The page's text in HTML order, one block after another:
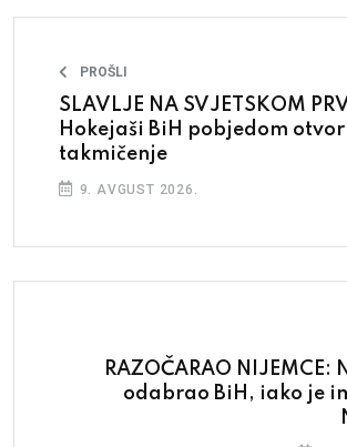
PROŠLI
SLAVLJE NA SVJETSKOM
Hokejaši BiH pobjedom
takmičenje
9. AVGUST 2026.
RAZOČARAO NIJEMCE:
odabrao BiH, iako je